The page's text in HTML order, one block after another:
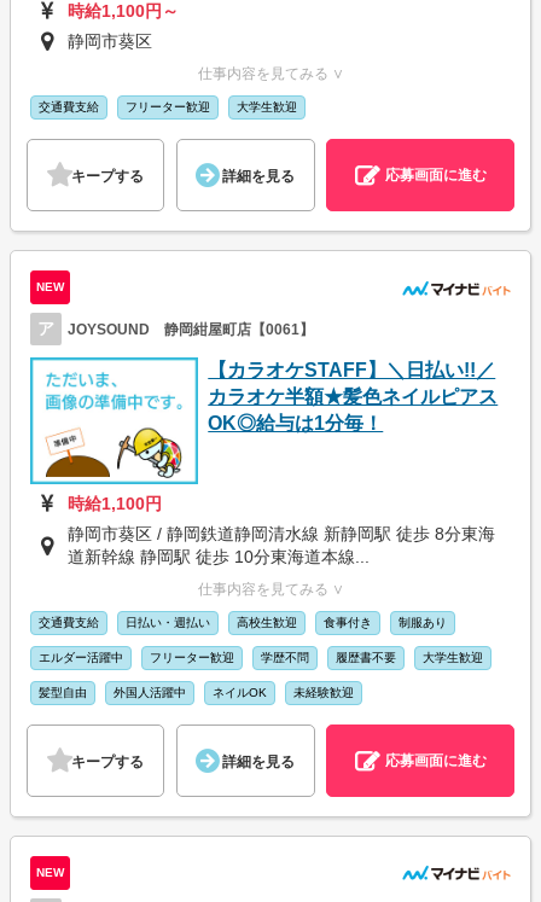
時給1,100円～
静岡市葵区
仕事内容を見てみる ∨
交通費支給 フリーター歓迎 大学生歓迎
キープする 詳細を見る 応募画面に進む
NEW
ア JOYSOUND 静岡紺屋町店【0061】
【カラオケSTAFF】＼日払い!!／
カラオケ半額★髪色ネイルピアス
OK◎給与は1分毎！
時給1,100円
静岡市葵区 / 静岡鉄道静岡清水線 新静岡駅 徒歩 8分東海
道新幹線 静岡駅 徒歩 10分東海道本線...
仕事内容を見てみる ∨
交通費支給 日払い・週払い 高校生歓迎 食事付き 制服あり
エルダー活躍中 フリーター歓迎 学歴不問 履歴書不要 大学生歓迎
髪型自由 外国人活躍中 ネイルOK 未経験歓迎
キープする 詳細を見る 応募画面に進む
NEW